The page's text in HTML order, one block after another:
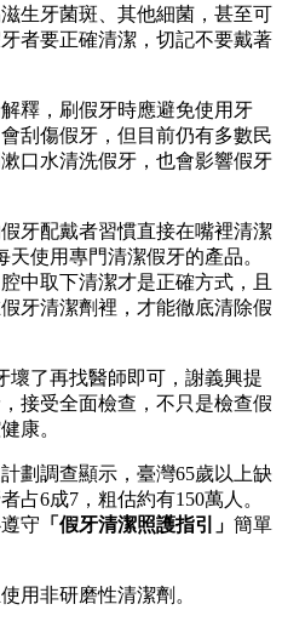
生牙菌斑、其他細菌，甚至可
者要正確清潔，切記不要戴著
釋，刷假牙時應避免使用牙
刮傷假牙，但目前仍有多數民
口水清洗假牙，也會影響假牙
牙配戴者習慣直接在嘴裡清潔
使用專門清潔假牙的產品。
中取下清潔才是正確方式，且
牙清潔劑裡，才能徹底清除假
壞了再找醫師即可，謝義興提
接受全面檢查，不只是檢查假
康。
劃調查顯示，臺灣65歲以上缺
占6成7，粗估約有150萬人。
守 「假牙清潔照護指引」 簡單
用非研磨性清潔劑。